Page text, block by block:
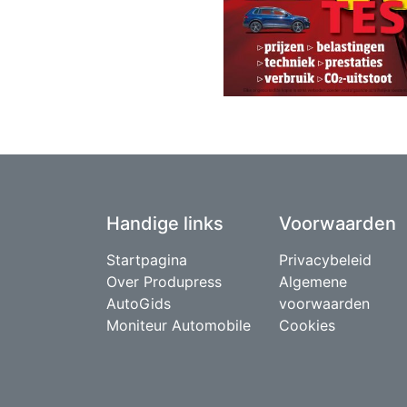
Handige links
Startpagina
Over Produpress
AutoGids
Moniteur Automobile
Voorwaarden
Privacybeleid
Algemene
voorwaarden
Cookies